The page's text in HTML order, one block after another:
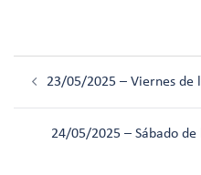
de
23/05/2025 – Viernes de
24/05/2025 – Sábado de